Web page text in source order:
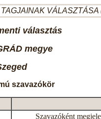
VÁLASZTÁSA
választás
megye
szavazókör
Szavazóként